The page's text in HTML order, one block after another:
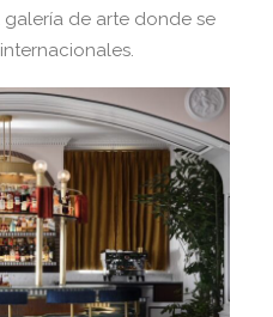
galería de arte donde se